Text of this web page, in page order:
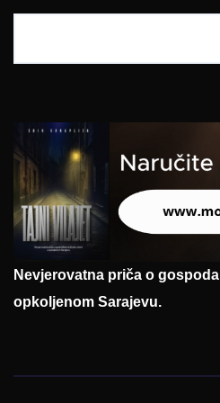
Nevjerovatna priča o
opkoljenom Sarajevu.